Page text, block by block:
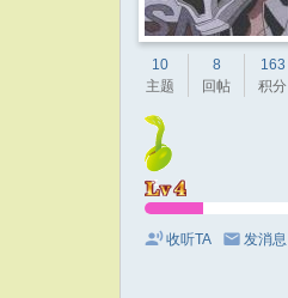
10
主题
8
回帖
163
积分
收听TA 发消息